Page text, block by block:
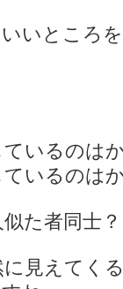
いところ
いるのは
いるのは
た者同士？
見えてく